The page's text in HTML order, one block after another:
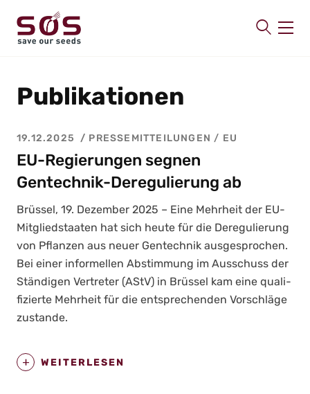
Publikationen
Über uns
Mitmachen
Publikationen
Kontakt
19.12.2025 PRESSEMITTEILUNGEN / EU
EU-Regierungen segnen
Gentechnik-Deregulierung ab
Brüs­sel, 19. Dezem­ber 2025 – Eine Mehr­heit der EU-
Mit­glied­staa­ten hat sich heu­te für die Dere­gu­lie­rung
von Pflan­zen aus neu­er Gen­tech­nik aus­ge­spro­chen.
Bei einer infor­mel­len Abstim­mung im Aus­schuss der
Stän­di­gen Ver­tre­ter (AStV) in Brüs­sel kam eine qua­li­
fi­zier­te Mehr­heit für die ent­spre­chen­den Vor­schlä­ge
zustan­de.
WEITERLESEN